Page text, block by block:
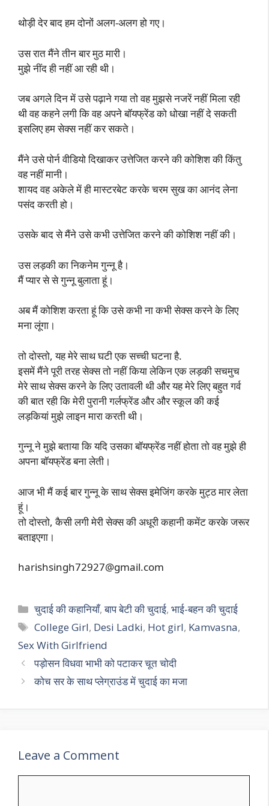
थोड़ी देर बाद हम दोनों अलग-अलग हो गए।
उस रात मैंने तीन बार मुठ मारी।
मुझे नींद ही नहीं आ रही थी।
जब अगले दिन में उसे पढ़ाने गया तो वह मुझसे नजरें नहीं मिला रही
थी वह कहने लगी कि वह अपने बॉयफ्रेंड को धोखा नहीं दे सकती
इसलिए हम सेक्स नहीं कर सकते।
मैंने उसे पोर्न वीडियो दिखाकर उत्तेजित करने की कोशिश की किंतु
वह नहीं मानी।
शायद वह अकेले में ही मास्टरबेट करके चरम सुख का आनंद लेना
पसंद करती हो।
उसके बाद से मैंने उसे कभी उत्तेजित करने की कोशिश नहीं की।
उस लड़की का निकनेम गुन्नू है।
मैं प्यार से से गुन्नू बुलाता हूं।
अब मैं कोशिश करता हूं कि उसे कभी ना कभी सेक्स करने के लिए
मना लूंगा।
तो दोस्तो, यह मेरे साथ घटी एक सच्ची घटना है.
इसमें मैंने पूरी तरह सेक्स तो नहीं किया लेकिन एक लड़की सचमुच
मेरे साथ सेक्स करने के लिए उतावली थी और यह मेरे लिए बहुत गर्व
की बात रही कि मेरी पुरानी गर्लफ्रेंड और और स्कूल की कई
लड़कियां मुझे लाइन मारा करती थी।
गुन्नू ने मुझे बताया कि यदि उसका बॉयफ्रेंड नहीं होता तो वह मुझे ही
अपना बॉयफ्रेंड बना लेती।
आज भी मैं कई बार गुन्नू के साथ सेक्स इमेजिंग करके मुट्ठ मार लेता
हूं।
तो दोस्तो, कैसी लगी मेरी सेक्स की अधूरी कहानी कमेंट करके जरूर
बताइएगा।
harishsingh72927@gmail.com
Categories
चुदाई की कहानियाँ,बाप बेटी की चुदाई,भाई-बहन की चुदाई
Tags
College Girl, Desi Ladki, Hot girl, Kamvasna,
Sex With Girlfriend
पड़ोसन विधवा भाभी को पटाकर चूत चोदी
कोच सर के साथ प्लेग्राउंड में चुदाई का मजा
Leave a Comment